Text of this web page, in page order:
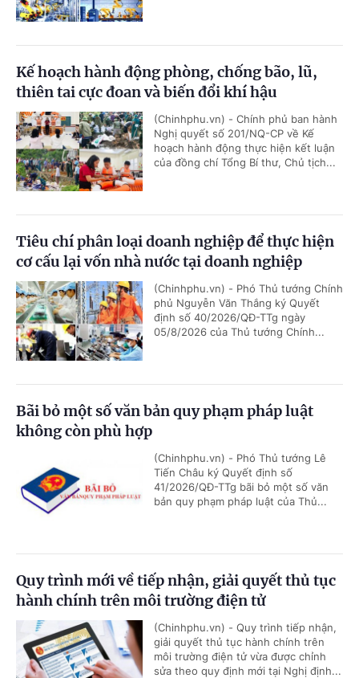
Kế hoạch hành động phòng, chống bão, lũ,
thiên tai cực đoan và biến đổi khí hậu
(Chinhphu.vn) - Chính phủ ban hành
Nghị quyết số 201/NQ-CP về Kế
hoạch hành động thực hiện kết luận
của đồng chí Tổng Bí thư, Chủ tịch...
Tiêu chí phân loại doanh nghiệp để thực hiện
cơ cấu lại vốn nhà nước tại doanh nghiệp
(Chinhphu.vn) - Phó Thủ tướng Chính
phủ Nguyễn Văn Thắng ký Quyết
định số 40/2026/QĐ-TTg ngày
05/8/2026 của Thủ tướng Chính...
Bãi bỏ một số văn bản quy phạm pháp luật
không còn phù hợp
(Chinhphu.vn) - Phó Thủ tướng Lê
Tiến Châu ký Quyết định số
41/2026/QĐ-TTg bãi bỏ một số văn
bản quy phạm pháp luật của Thủ...
Quy trình mới về tiếp nhận, giải quyết thủ tục
hành chính trên môi trường điện tử
(Chinhphu.vn) - Quy trình tiếp nhận,
giải quyết thủ tục hành chính trên
môi trường điện tử vừa được chỉnh
sửa theo quy định mới tại Nghị định...